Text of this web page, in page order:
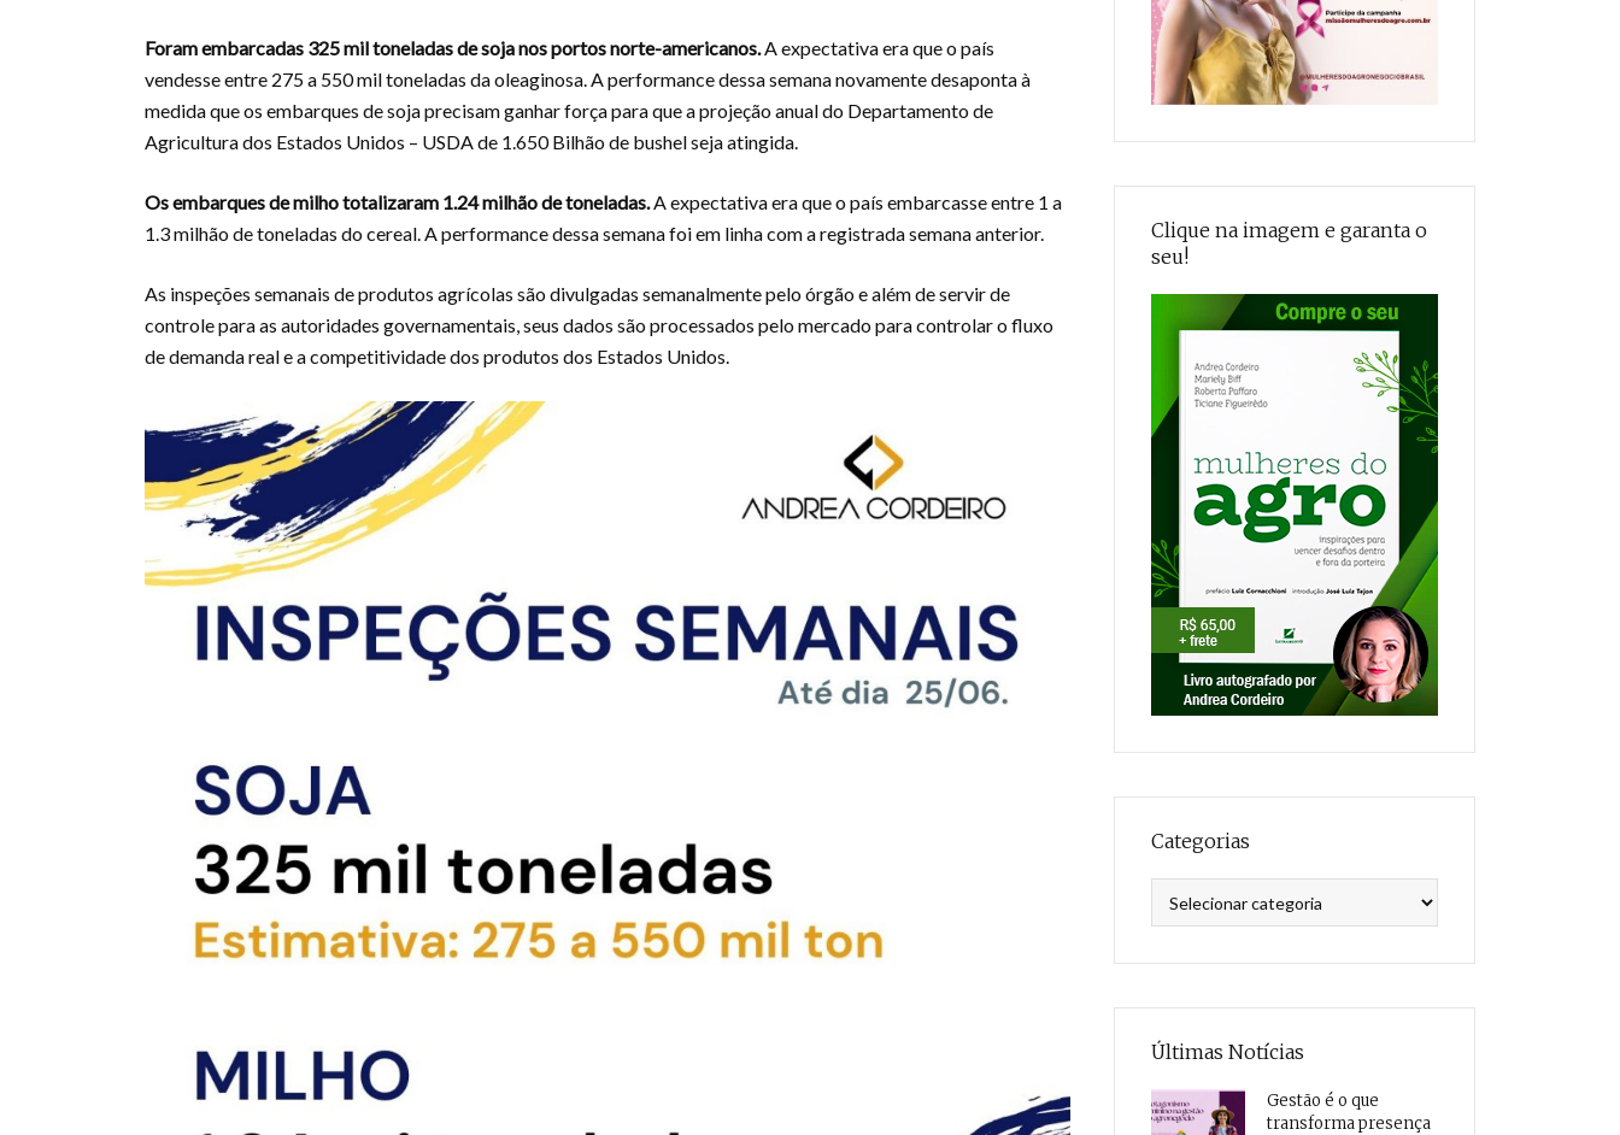
Foram embarcadas 325 mil toneladas de soja nos portos norte-americanos.A expectativa era que o país
vendesse entre 275 a 550 mil toneladas da oleaginosa. A performance dessa semana novamente desaponta à
medida que os embarques de soja precisam ganhar força para que a projeção anual do Departamento de
Agricultura dos Estados Unidos – USDA de 1.650 Bilhão de bushel seja atingida.
Os embarques de milho totalizaram 1.24 milhão de toneladas.A expectativa era que o país embarcasse entre 1 a
1.3 milhão de toneladas do cereal. A performance dessa semana foi em linha com a registrada semana anterior.
As inspeções semanais de produtos agrícolas são divulgadas semanalmente pelo órgão e além de servir de
controle para as autoridades governamentais, seus dados são processados pelo mercado para controlar o fluxo
de demanda real e a competitividade dos produtos dos Estados Unidos.
Clique na imagem e garanta o
seu!
Categorias
Últimas Notícias
Gestão é o que
transforma presença